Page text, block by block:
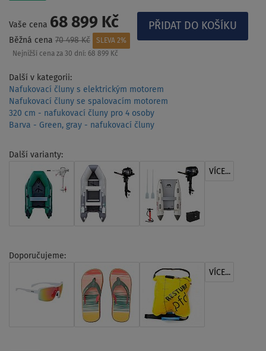
Vaše cena 68 899 Kč
Běžná cena 70 498 Kč
SLEVA 2%
Nejnižší cena za 30 dní: 68 899 Kč
Další v kategorii:
Nafukovací čluny s elektrickým motorem
Nafukovací čluny se spalovacím motorem
320 cm - nafukovací čluny pro 4 osoby
Barva - Green, gray - nafukovací čluny
Další varianty:
VÍCE...
Doporučujeme:
VÍCE...